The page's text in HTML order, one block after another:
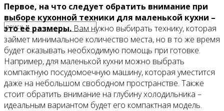
Первое, на что следует обратить внимание при
выборе кухонной техники для маленькой кухни –
это её размеры. Вам нужно выбирать технику, которая
займет минимальное количество места, но в то же время
будет оказывать необходимую помощь при готовке.
Например, для маленькой кухни можно выбрать
компактную посудомоечную машину, которая уместится
даже на небольшом свободном пространстве. Также
стоит обратить внимание на глубину холодильника –
идеальным вариантом будет его компактная модель.